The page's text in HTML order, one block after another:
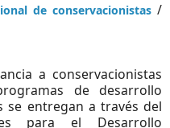
de conservacionistas/
a conservacionistas
de desarrollo
se entregan a través del
para el Desarrollo